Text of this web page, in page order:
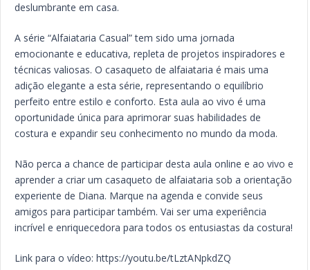
deslumbrante em casa.
A série “Alfaiataria Casual” tem sido uma jornada
emocionante e educativa, repleta de projetos inspiradores e
técnicas valiosas. O casaqueto de alfaiataria é mais uma
adição elegante a esta série, representando o equilíbrio
perfeito entre estilo e conforto. Esta aula ao vivo é uma
oportunidade única para aprimorar suas habilidades de
costura e expandir seu conhecimento no mundo da moda.
Não perca a chance de participar desta aula online e ao vivo e
aprender a criar um casaqueto de alfaiataria sob a orientação
experiente de Diana. Marque na agenda e convide seus
amigos para participar também. Vai ser uma experiência
incrível e enriquecedora para todos os entusiastas da costura!
Link para o vídeo: https://youtu.be/tLztANpkdZQ